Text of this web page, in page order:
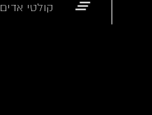
קולטי אדים